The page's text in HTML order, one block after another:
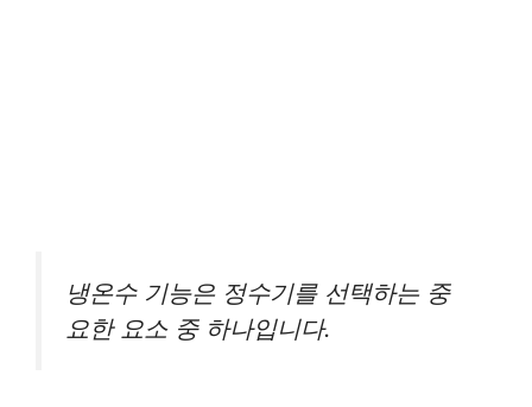
냉온수 기능은 정수기를 선택하는 중
요한 요소 중 하나입니다.